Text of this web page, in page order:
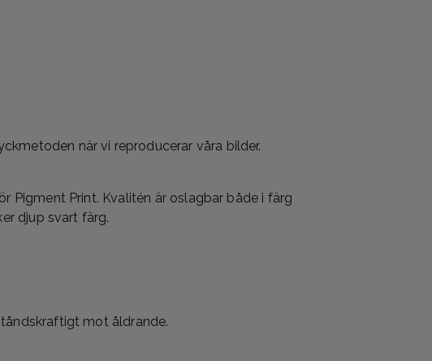
när vi reproducerar våra bilder.
Pigment Print. Kvalitén är oslagbar både i färg
djup svart färg.
mot åldrande.